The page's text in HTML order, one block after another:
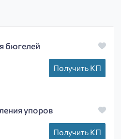
бюгелей
Получить КП
упоров
Получить КП